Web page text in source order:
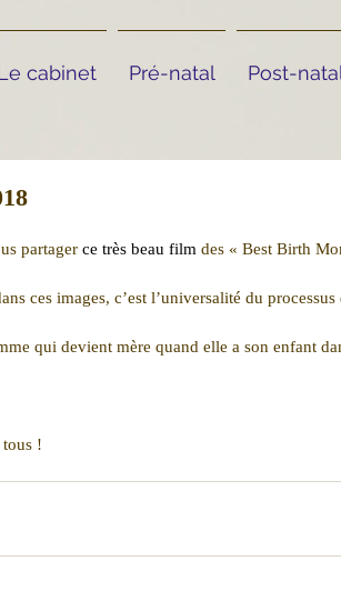
cabinet Pré-natal Post-natal
partager ce très beau film des « Best Birth
ces images, c’est l’universalité du processus
qui devient mère quand elle a son enfant
tous !